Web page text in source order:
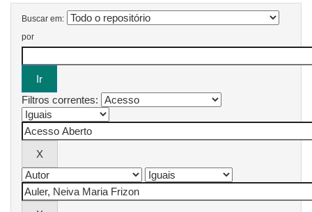
Buscar em:
por
Filtros correntes: